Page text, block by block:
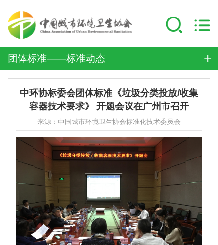
团体标准——标准动态
中环协标委会团体标准《垃圾分类投放/收集
容器技术要求》 开题会议在广州市召开
来源：中国城市环境卫生协会标准化技术委员会